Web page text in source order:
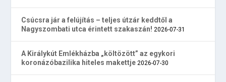
Csúcsra jár a felújítás – teljes útzár keddtől a
Nagyszombati utca érintett szakaszán! 2026-07-31
A Királykút Emlékházba „költözött” az egykori
koronázóbazilika hiteles makettje 2026-07-30